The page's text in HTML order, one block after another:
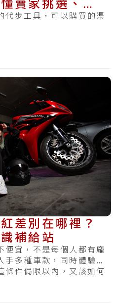
代步工具，可以購買的渠
差別在哪裡？
補給站
便宜，不是每個人都有龐
手多種車款，同時體驗不
條件侷限以內，又該如何